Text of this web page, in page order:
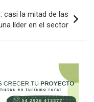
casi la mitad de las
líder en el sector